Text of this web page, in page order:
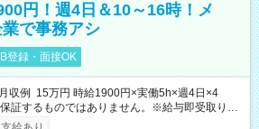
円！週4日＆10～16時！メ
で事務アシ
登録・面接OK
収例 15万円 時給1900円×実働5h×週4日×4
証するものではありません。※給与即受取りサ
利用条件有）